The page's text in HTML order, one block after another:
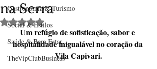
Gastronomia & Turismo
Social & Estilos
Saúde & Bem Estar
TheVipClubBusiness
na Serra
Avaliado com NaN de 5 estrelas.
Um refúgio de sofisticação, sabor e
hospitalidade inigualável no coração da
Vila Capivari.